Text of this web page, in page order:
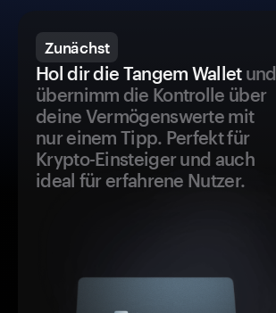
Zunächst
Hol dir die Tangem Walletund
übernimm die Kontrolle über
deine Vermögenswerte mit
nur einem Tipp. Perfekt für
Krypto-Einsteiger und auch
ideal für erfahrene Nutzer.